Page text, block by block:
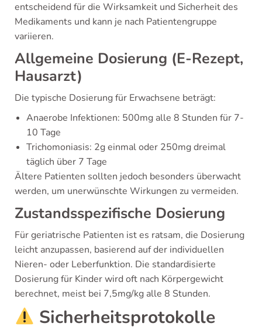
entscheidend für die Wirksamkeit und Sicherheit des
Medikaments und kann je nach Patientengruppe
variieren.
Allgemeine Dosierung (E-Rezept,
Hausarzt)
Die typische Dosierung für Erwachsene beträgt:
Anaerobe Infektionen: 500mg alle 8 Stunden für 7-
10 Tage
Trichomoniasis: 2g einmal oder 250mg dreimal
täglich über 7 Tage
Ältere Patienten sollten jedoch besonders überwacht
werden, um unerwünschte Wirkungen zu vermeiden.
Zustandsspezifische Dosierung
Für geriatrische Patienten ist es ratsam, die Dosierung
leicht anzupassen, basierend auf der individuellen
Nieren- oder Leberfunktion. Die standardisierte
Dosierung für Kinder wird oft nach Körpergewicht
berechnet, meist bei 7,5mg/kg alle 8 Stunden.
Sicherheitsprotokolle